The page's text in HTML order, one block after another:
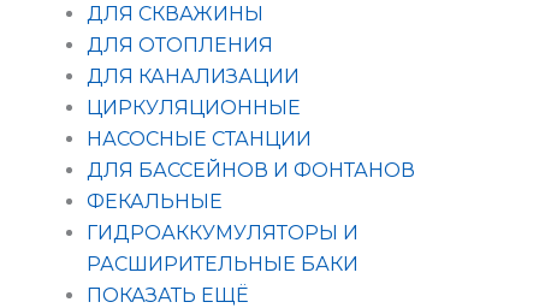
ДЛЯ СКВАЖИНЫ
ДЛЯ ОТОПЛЕНИЯ
ДЛЯ КАНАЛИЗАЦИИ
ЦИРКУЛЯЦИОННЫЕ
НАСОСНЫЕ СТАНЦИИ
ДЛЯ БАССЕЙНОВ И ФОНТАНОВ
ФЕКАЛЬНЫЕ
ГИДРОАККУМУЛЯТОРЫ И
РАСШИРИТЕЛЬНЫЕ БАКИ
ПОКАЗАТЬ ЕЩЁ